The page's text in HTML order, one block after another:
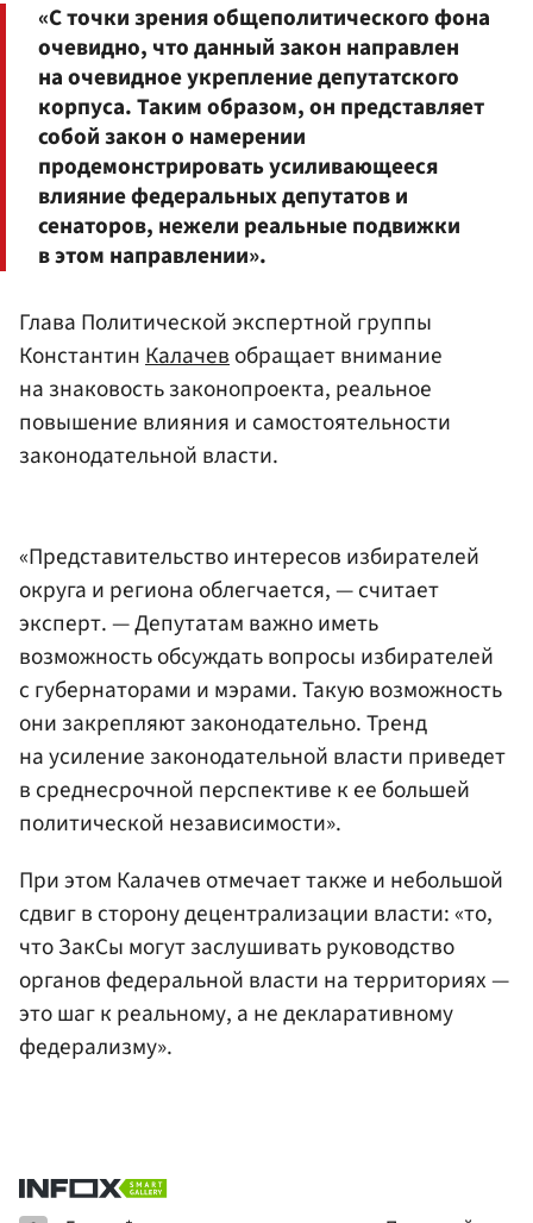
«С точки зрения общеполитического фона
очевидно, что данный закон направлен
на очевидное укрепление депутатского
корпуса. Таким образом, он представляет
собой закон о намерении
продемонстрировать усиливающееся
влияние федеральных депутатов и
сенаторов, нежели реальные подвижки
в этом направлении».
Глава Политической экспертной группы
КонстантинКалачевобращает внимание
на знаковость законопроекта, реальное
повышение влияния и самостоятельности
законодательной власти.
«Представительство интересов избирателей
округа и региона облегчается, — считает
эксперт. — Депутатам важно иметь
возможность обсуждать вопросы избирателей
с губернаторами и мэрами. Такую возможность
они закрепляют законодательно. Тренд
на усиление законодательной власти приведет
в среднесрочной перспективе к ее большей
политической независимости».
При этом Калачев отмечает также и небольшой
сдвиг в сторону децентрализации власти: «то,
что ЗакСы могут заслушивать руководство
органов федеральной власти на территориях —
это шаг к реальному, а не декларативному
федерализму».